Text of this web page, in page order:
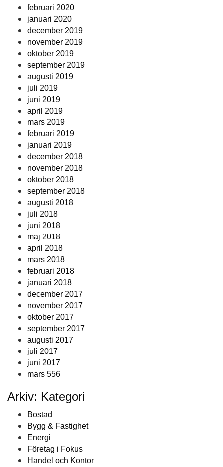
februari 2020
januari 2020
december 2019
november 2019
oktober 2019
september 2019
augusti 2019
juli 2019
juni 2019
april 2019
mars 2019
februari 2019
januari 2019
december 2018
november 2018
oktober 2018
september 2018
augusti 2018
juli 2018
juni 2018
maj 2018
april 2018
mars 2018
februari 2018
januari 2018
december 2017
november 2017
oktober 2017
september 2017
augusti 2017
juli 2017
juni 2017
mars 556
Arkiv: Kategori
Bostad
Bygg & Fastighet
Energi
Företag i Fokus
Handel och Kontor